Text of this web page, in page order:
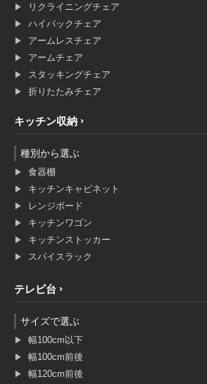
リクライニングチェア
ハイバックチェア
アームレスチェア
アームチェア
スタッキングチェア
折りたたみチェア
キッチン収納
種別から選ぶ
食器棚
キッチンキャビネット
レンジボード
キッチンワゴン
キッチンストッカー
スパイスラック
テレビ台
サイズで選ぶ
幅100cm以下
幅100cm前後
幅120cm前後